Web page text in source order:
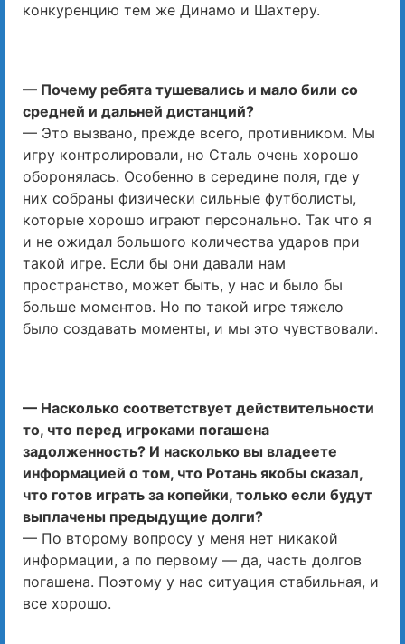
конкуренцию тем же Динамо и Шахтеру.
— Почему ребята тушевались и мало били со
средней и дальней дистанций?
— Это вызвано, прежде всего, противником. Мы
игру контролировали, но Сталь очень хорошо
оборонялась. Особенно в середине поля, где у
них собраны физически сильные футболисты,
которые хорошо играют персонально. Так что я
и не ожидал большого количества ударов при
такой игре. Если бы они давали нам
пространство, может быть, у нас и было бы
больше моментов. Но по такой игре тяжело
было создавать моменты, и мы это чувствовали.
— Насколько соответствует действительности
то, что перед игроками погашена
задолженность? И насколько вы владеете
информацией о том, что Ротань якобы сказал,
что готов играть за копейки, только если будут
выплачены предыдущие долги?
— По второму вопросу у меня нет никакой
информации, а по первому — да, часть долгов
погашена. Поэтому у нас ситуация стабильная, и
все хорошо.